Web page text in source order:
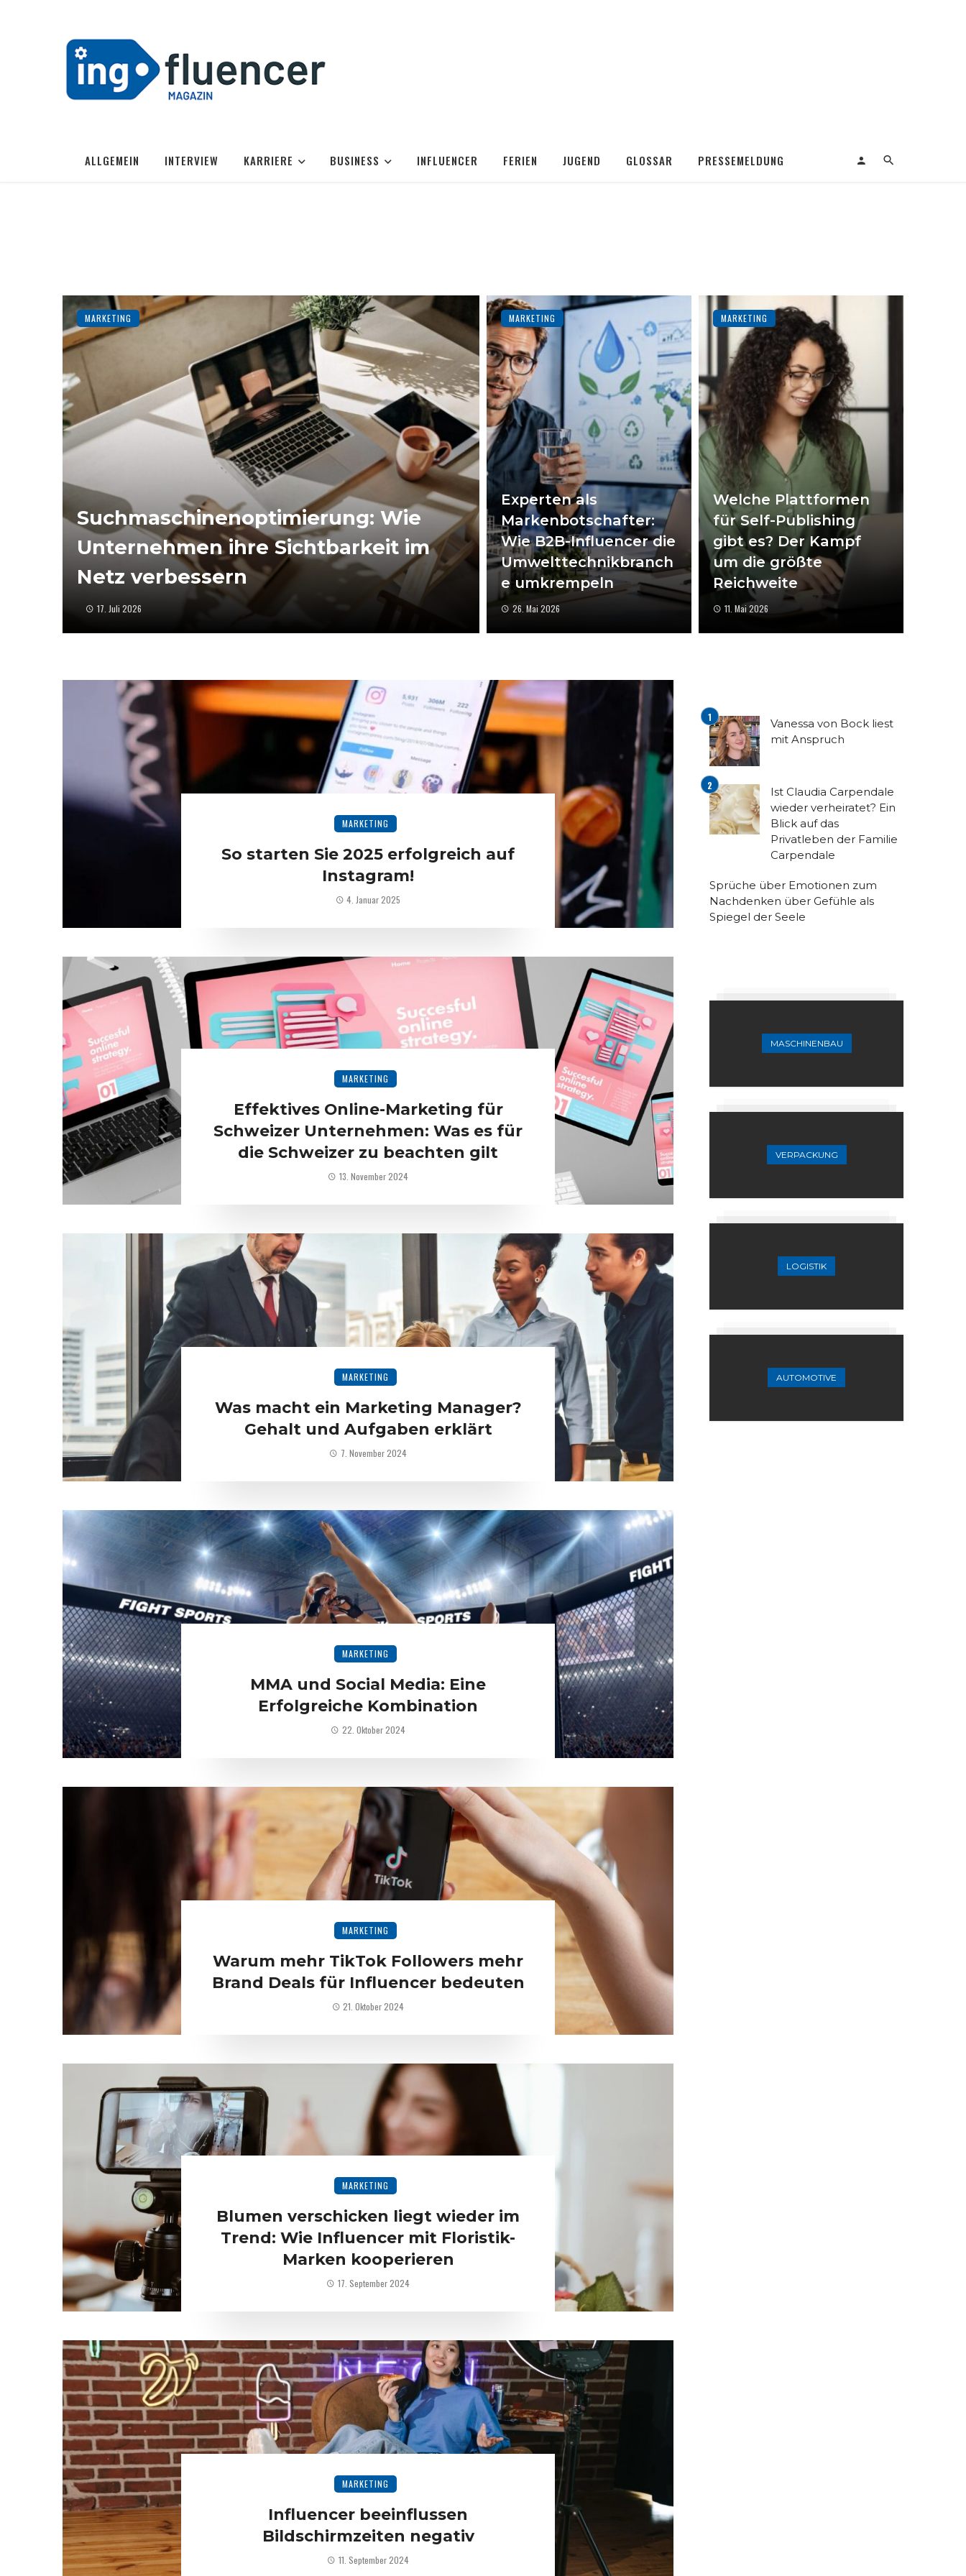
ALLGEMEIN INTERVIEW KARRIERE BUSINESS INFLUENCER FERIEN JUGEND GLOSSAR PRESSEMELDUNG
Suchmaschinenoptimierung: Wie
Unternehmen ihre Sichtbarkeit im
Netz verbessern
17. Juli 2026
MARKETING
Experten als
Markenbotschafter:
Wie B2B-Influencer die
Umwelttechnikbranch
e umkrempeln
26. Mai 2026
MARKETING
Welche Plattformen
für Self-Publishing
gibt es? Der Kampf
um die größte
Reichweite
11. Mai 2026
MARKETING
MARKETING
So starten Sie 2025 erfolgreich auf
Instagram!
4. Januar 2025
MARKETING
Effektives Online-Marketing für
Schweizer Unternehmen: Was es für
die Schweizer zu beachten gilt
13. November 2024
MARKETING
Was macht ein Marketing Manager?
Gehalt und Aufgaben erklärt
7. November 2024
MARKETING
MMA und Social Media: Eine
Erfolgreiche Kombination
22. Oktober 2024
MARKETING
Warum mehr TikTok Followers mehr
Brand Deals für Influencer bedeuten
21. Oktober 2024
MARKETING
Blumen verschicken liegt wieder im
Trend: Wie Influencer mit Floristik-
Marken kooperieren
17. September 2024
MARKETING
Influencer beeinflussen
Bildschirmzeiten negativ
11. September 2024
Vanessa von Bock liest
mit Anspruch
Ist Claudia Carpendale
wieder verheiratet? Ein
Blick auf das
Privatleben der Familie
Carpendale
Sprüche über Emotionen zum
Nachdenken über Gefühle als
Spiegel der Seele
MASCHINENBAU
VERPACKUNG
LOGISTIK
AUTOMOTIVE